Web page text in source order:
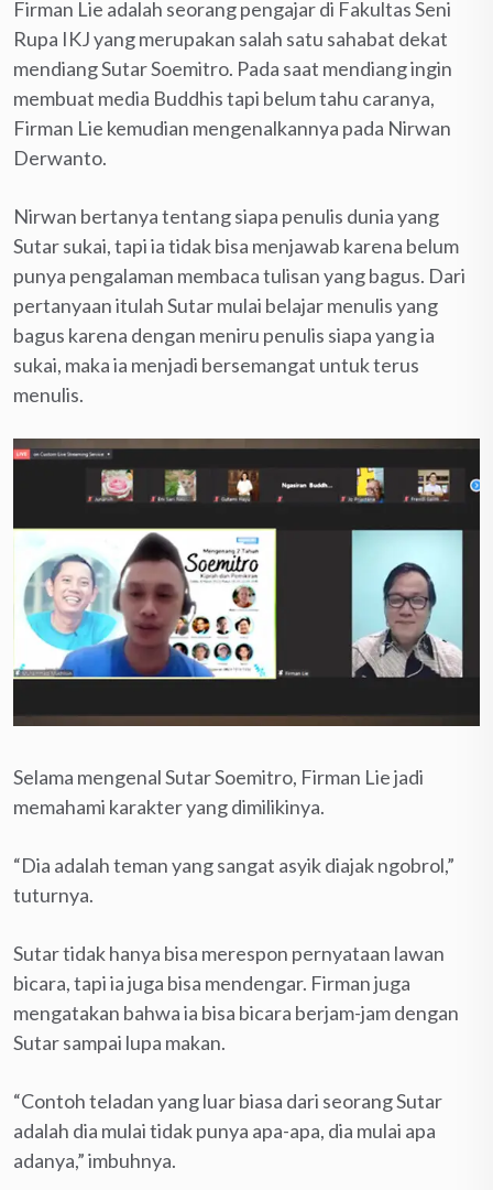
Firman Lie adalah seorang pengajar di Fakultas Seni
Rupa IKJ yang merupakan salah satu sahabat dekat
mendiang Sutar Soemitro. Pada saat mendiang ingin
membuat media Buddhis tapi belum tahu caranya,
Firman Lie kemudian mengenalkannya pada Nirwan
Derwanto.
Nirwan bertanya tentang siapa penulis dunia yang
Sutar sukai, tapi ia tidak bisa menjawab karena belum
punya pengalaman membaca tulisan yang bagus. Dari
pertanyaan itulah Sutar mulai belajar menulis yang
bagus karena dengan meniru penulis siapa yang ia
sukai, maka ia menjadi bersemangat untuk terus
menulis.
Selama mengenal Sutar Soemitro, Firman Lie jadi
memahami karakter yang dimilikinya.
“Dia adalah teman yang sangat asyik diajak ngobrol,”
tuturnya.
Sutar tidak hanya bisa merespon pernyataan lawan
bicara, tapi ia juga bisa mendengar. Firman juga
mengatakan bahwa ia bisa bicara berjam-jam dengan
Sutar sampai lupa makan.
“Contoh teladan yang luar biasa dari seorang Sutar
adalah dia mulai tidak punya apa-apa, dia mulai apa
adanya,” imbuhnya.